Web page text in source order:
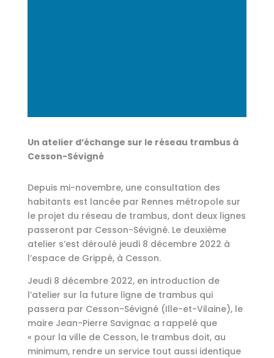
Un atelier d’échange sur le réseau trambus à
Cesson-Sévigné
Depuis mi-novembre, une consultation des
habitants est lancée par Rennes métropole sur
le projet du réseau de trambus, dont deux lignes
passeront par Cesson-Sévigné. Le deuxième
atelier s’est déroulé jeudi 8 décembre 2022 à
l’espace de Grippé, à Cesson.
Jeudi 8 décembre 2022, en introduction de
l’atelier sur la future ligne de trambus qui
passera par Cesson-Sévigné (Ille-et-Vilaine), le
maire Jean-Pierre Savignac a rappelé que
« pour la ville de Cesson, le trambus doit, au
minimum, rendre un service tout aussi identique